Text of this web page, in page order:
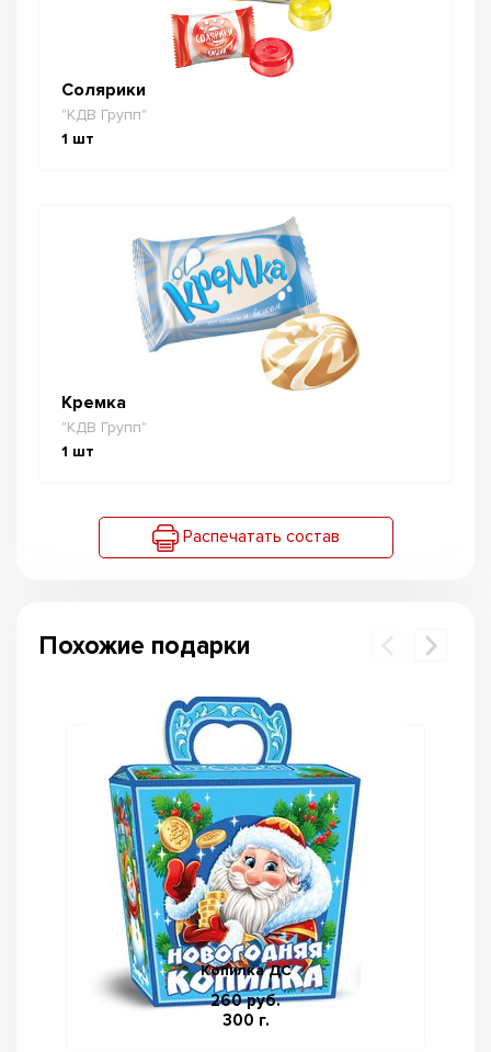
Солярики
"КДВ Групп"
1 шт
Кремка
"КДВ Групп"
1 шт
Распечатать состав
Похожие подарки
Копилка ДС
260 руб.
300 г.